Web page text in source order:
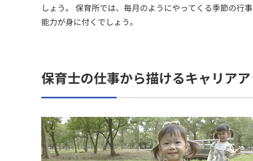
しょう。 保育所では、毎月のようにやってくる季節の行
能力が身に付くでしょう。
保育士の仕事から描けるキャリア